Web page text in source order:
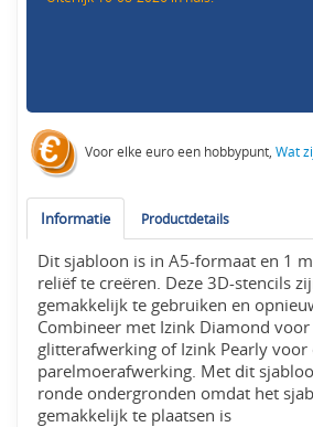
Voor elke euro een hobbypunt,Wat
Informatie Productdetails
Dit sjabloon is in A5-formaat en 1
reliëf te creëren. Deze 3D-stencils
gemakkelijk te gebruiken en
Combineer met Izink Diamond voor
glitterafwerking of Izink Pearly voor
parelmoerafwerking. Met dit
ronde ondergronden omdat het
gemakkelijk te plaatsen is